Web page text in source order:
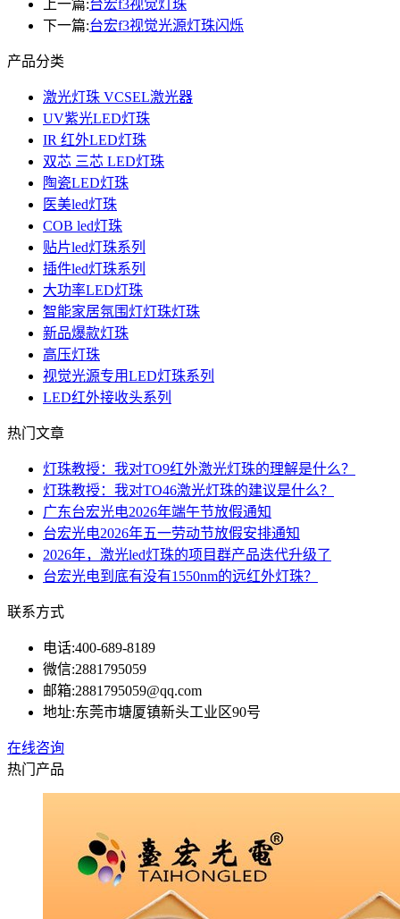
上一篇:台宏f3视觉灯珠
下一篇:台宏f3视觉光源灯珠闪烁
产品分类
激光灯珠 VCSEL激光器
UV紫光LED灯珠
IR 红外LED灯珠
双芯 三芯 LED灯珠
陶瓷LED灯珠
医美led灯珠
COB led灯珠
贴片led灯珠系列
插件led灯珠系列
大功率LED灯珠
智能家居氛围灯灯珠灯珠
新品爆款灯珠
高压灯珠
视觉光源专用LED灯珠系列
LED红外接收头系列
热门文章
灯珠教授：我对TO9红外激光灯珠的理解是什么？
灯珠教授：我对TO46激光灯珠的建议是什么？
广东台宏光电2026年端午节放假通知
台宏光电2026年五一劳动节放假安排通知
2026年，激光led灯珠的项目群产品迭代升级了
台宏光电到底有没有1550nm的远红外灯珠？
联系方式
电话:400-689-8189
微信:2881795059
邮箱:2881795059@qq.com
地址:东莞市塘厦镇新头工业区90号
在线咨询
热门产品